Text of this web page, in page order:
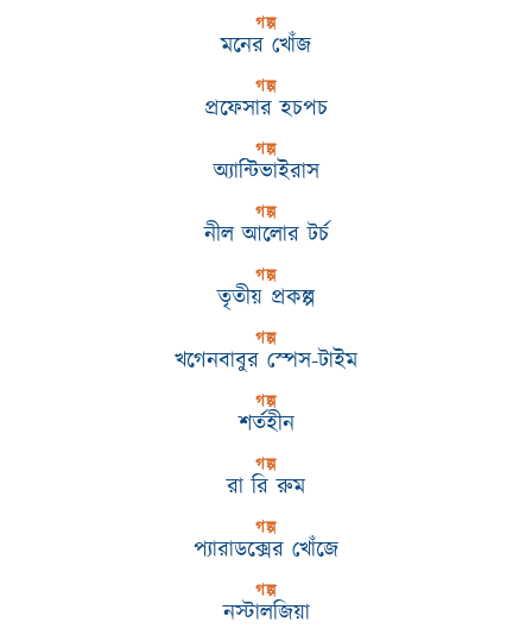
গল্প
মনের খোঁজ
গল্প
প্রফেসার হচপচ
গল্প
অ্যান্টিভাইরাস
গল্প
নীল আলোর টর্চ
গল্প
তৃতীয় প্রকল্প
গল্প
খগেনবাবুর স্পেস-টাইম
গল্প
শর্তহীন
গল্প
রা রি রুম
গল্প
প্যারাডক্সের খোঁজে
গল্প
নস্টালজিয়া